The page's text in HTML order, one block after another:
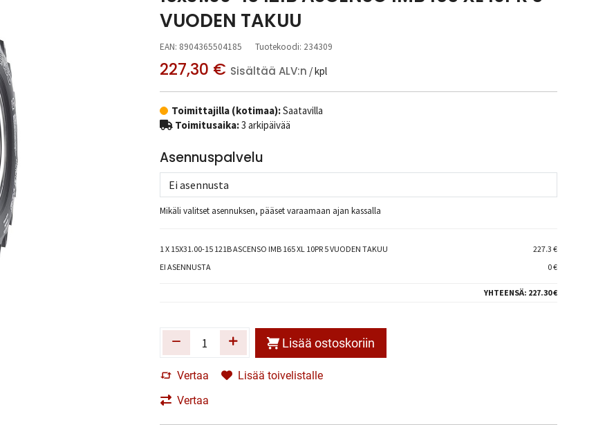
VUODEN TAKUU
EAN: 8904365504185 Tuotekoodi: 234309
227,30 € Sisältää ALV:n / kpl
Toimittajilla (kotimaa):Saatavilla
Toimitusaika:3 arkipäivää
Asennuspalvelu
Mikäli valitset asennuksen, pääset varaamaan ajan kassalla
1X 15X31.00-15 121B ASCENSO IMB 165 XL 10PR 5 VUODEN TAKUU
227.3 €
EI ASENNUSTA
0 €
YHTEENSÄ: 227.30 €
Lisää ostoskoriin
Vertaa
Lisää toivelistalle
Vertaa